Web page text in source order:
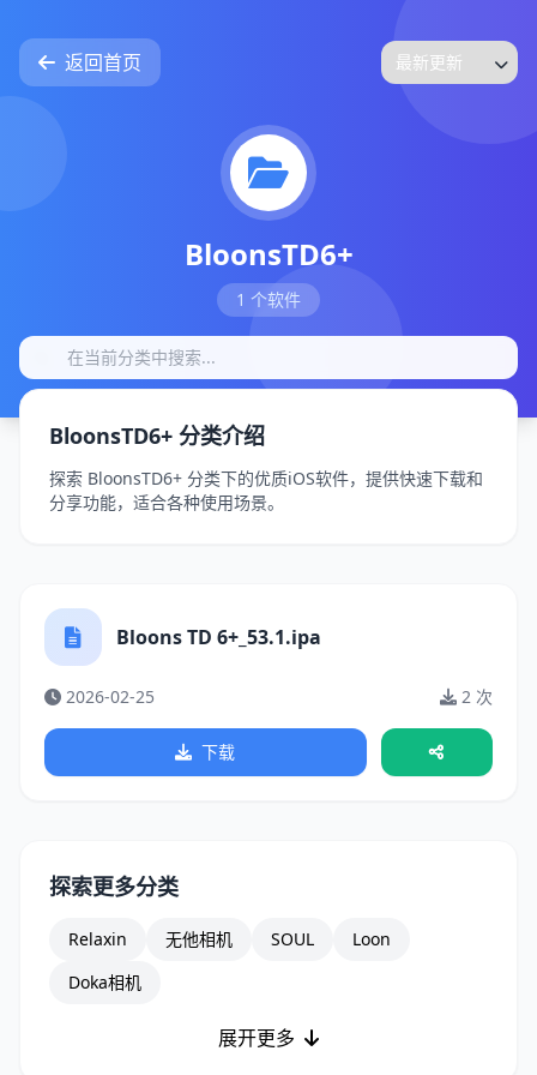
返回首页
BloonsTD6+
1 个软件
BloonsTD6+ 分类介绍
探索 BloonsTD6+ 分类下的优质iOS软件，提供快速下载和
分享功能，适合各种使用场景。
Bloons TD 6+_53.1.ipa
2026-02-25 2 次
下载
探索更多分类
Relaxin 无他相机 SOUL
Loon
Doka相机
展开更多